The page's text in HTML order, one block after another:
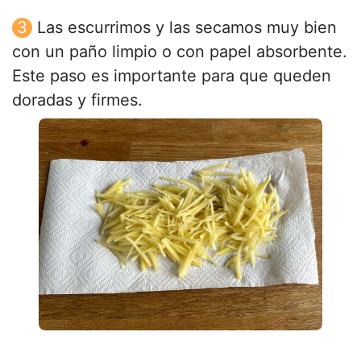
Las escurrimos y las secamos muy bien
con un paño limpio o con papel absorbente.
Este paso es importante para que queden
doradas y firmes.